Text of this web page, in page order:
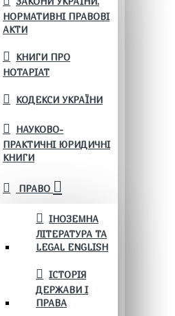
НОРМАТИВНІ ПРАВОВІ
АКТИ
КНИГИ ПРО
НОТАРІАТ
КОДЕКСИ УКРАЇНИ
НАУКОВО-
ПРАКТИЧНІ ЮРИДИЧНІ
КНИГИ
ПРАВО
ІНОЗЕМНА
ЛІТЕРАТУРА ТА
LEGAL ENGLISH
ІСТОРІЯ
ДЕРЖАВИ І
ПРАВА